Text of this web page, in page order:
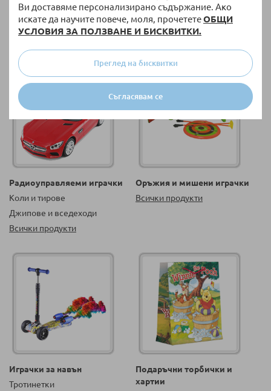
Ви доставяме персонализирано съдържание. Ако
искате да научите повече, моля, прочететеОБЩИ
УСЛОВИЯ ЗА ПОЛЗВАНЕ И БИСКВИТКИ.
Съгласявам се
Преглед на бисквитки
Коли и мотори
Паркинги за детски колички
Лицензирани фигури
Играчки животни
Радиоуправляеми играчки
Коли и тирове
Джипове и вседеходи
Всички продукти
Оръжия и мишени играчки
Всички продукти
Играчки за навън
Тротинетки
Подаръчни торбички и
хартии